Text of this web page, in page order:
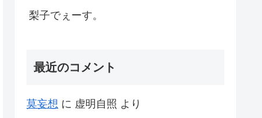
梨子でぇーす。
最近のコメント
莫妄想 に 虚明自照 より